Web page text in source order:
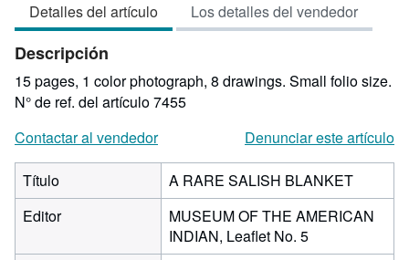
5
estrellas
Detalles del artículo Los detalles del vendedor
Descripción
15 pages, 1 color photograph, 8 drawings. Small folio size.
N° de ref. del artículo 7455
Contactar al vendedor
Denunciar este artículo
Título
A RARE SALISH BLANKET
Editor
MUSEUM OF THE AMERICAN
INDIAN, Leaflet No. 5